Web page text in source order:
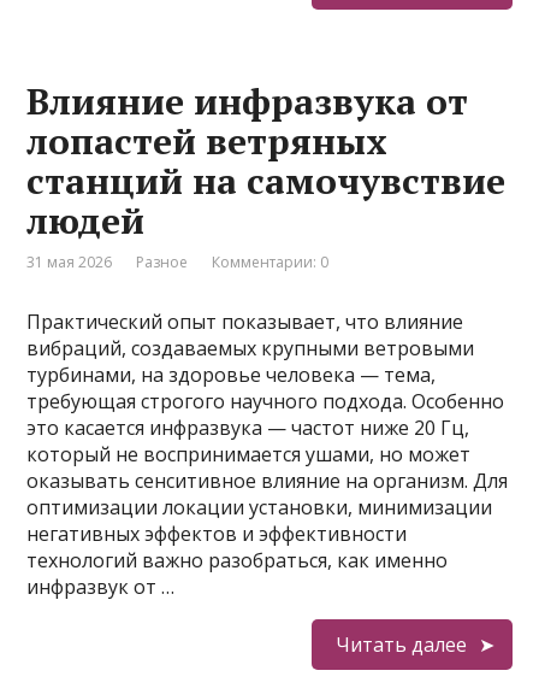
Влияние инфразвука от
лопастей ветряных
станций на самочувствие
людей
31 мая 2026 Разное Комментарии: 0
Практический опыт показывает, что влияние
вибраций, создаваемых крупными ветровыми
турбинами, на здоровье человека — тема,
требующая строгого научного подхода. Особенно
это касается инфразвука — частот ниже 20 Гц,
который не воспринимается ушами, но может
оказывать сенситивное влияние на организм. Для
оптимизации локации установки, минимизации
негативных эффектов и эффективности
технологий важно разобраться, как именно
инфразвук от …
Читать далее